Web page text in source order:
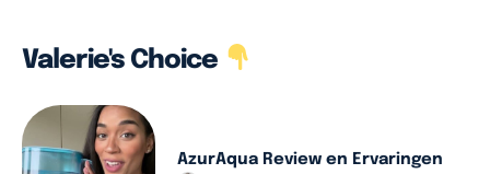
Valerie's Choice
AzurAqua Review en Ervaringen